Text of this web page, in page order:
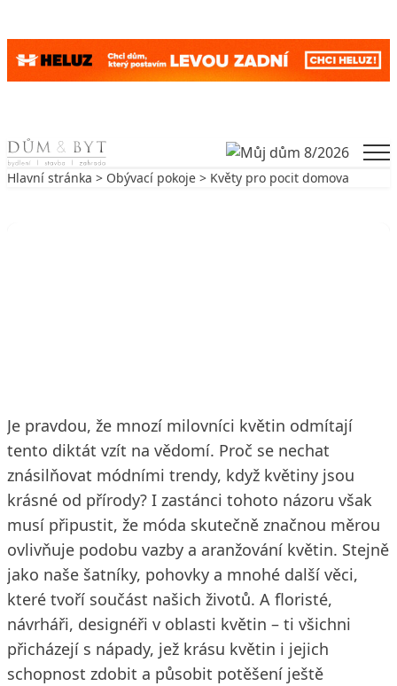
Skip to content
Hlavní stránka > Obývací pokoje > Květy pro pocit domova
Je pravdou, že mnozí milovníci květin odmítají
tento diktát vzít na vědomí. Proč se nechat
znásilňovat módními trendy, když květiny jsou
krásné od přírody? I zastánci tohoto názoru však
musí připustit, že móda skutečně značnou měrou
ovlivňuje podobu vazby a aranžování květin. Stejně
jako naše šatníky, pohovky a mnohé další věci,
které tvoří součást našich životů. A floristé,
návrháři, designéři v oblasti květin – ti všichni
přicházejí s nápady, jež krásu květin i jejich
schopnost zdobit a působit potěšení ještě